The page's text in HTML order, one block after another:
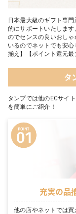
日本最大級のギフト専
的にサポートいたしま
のでセンスの良いおし
いるのでネットでも安
揃え】【ポイント還元最
タ
タンプでは他のECサイ
を簡単にご紹介！
充実の品
他の店やネットでは